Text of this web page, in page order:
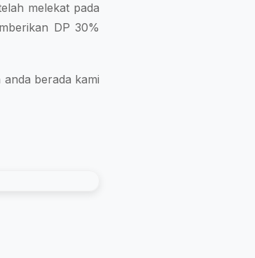
melekat pada
DP 30%
berada kami